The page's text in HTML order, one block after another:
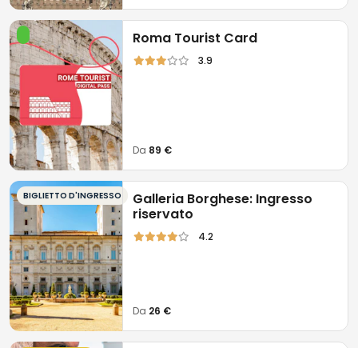
Roma Tourist Card
3.9
Da 89 €
BIGLIETTO D'INGRESSO
Galleria Borghese: Ingresso
riservato
4.2
Da 26 €